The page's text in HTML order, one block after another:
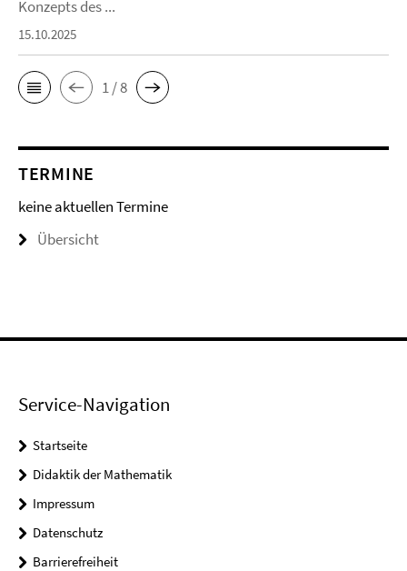
Konzepts des ...
15.10.2025
1 / 8
TERMINE
keine aktuellen Termine
Übersicht
Service-Navigation
Startseite
Didaktik der Mathematik
Impressum
Datenschutz
Barrierefreiheit